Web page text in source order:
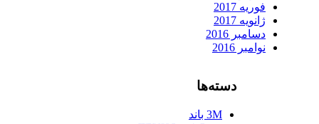
دسامبر 2016